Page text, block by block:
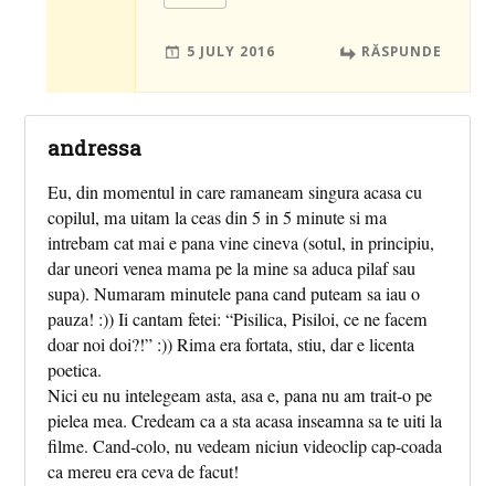
5 JULY 2016 RĂSPUNDE
andressa
Eu, din momentul in care ramaneam singura acasa cu
copilul, ma uitam la ceas din 5 in 5 minute si ma
intrebam cat mai e pana vine cineva (sotul, in principiu,
dar uneori venea mama pe la mine sa aduca pilaf sau
supa). Numaram minutele pana cand puteam sa iau o
pauza! :)) Ii cantam fetei: “Pisilica, Pisiloi, ce ne facem
doar noi doi?!” :)) Rima era fortata, stiu, dar e licenta
poetica.
Nici eu nu intelegeam asta, asa e, pana nu am trait-o pe
pielea mea. Credeam ca a sta acasa inseamna sa te uiti la
filme. Cand-colo, nu vedeam niciun videoclip cap-coada
ca mereu era ceva de facut!